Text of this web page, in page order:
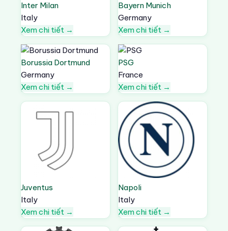
Inter Milan
Italy
Xem chi tiết →
Bayern Munich
Germany
Xem chi tiết →
Borussia Dortmund
Germany
Xem chi tiết →
PSG
France
Xem chi tiết →
Juventus
Italy
Xem chi tiết →
Napoli
Italy
Xem chi tiết →